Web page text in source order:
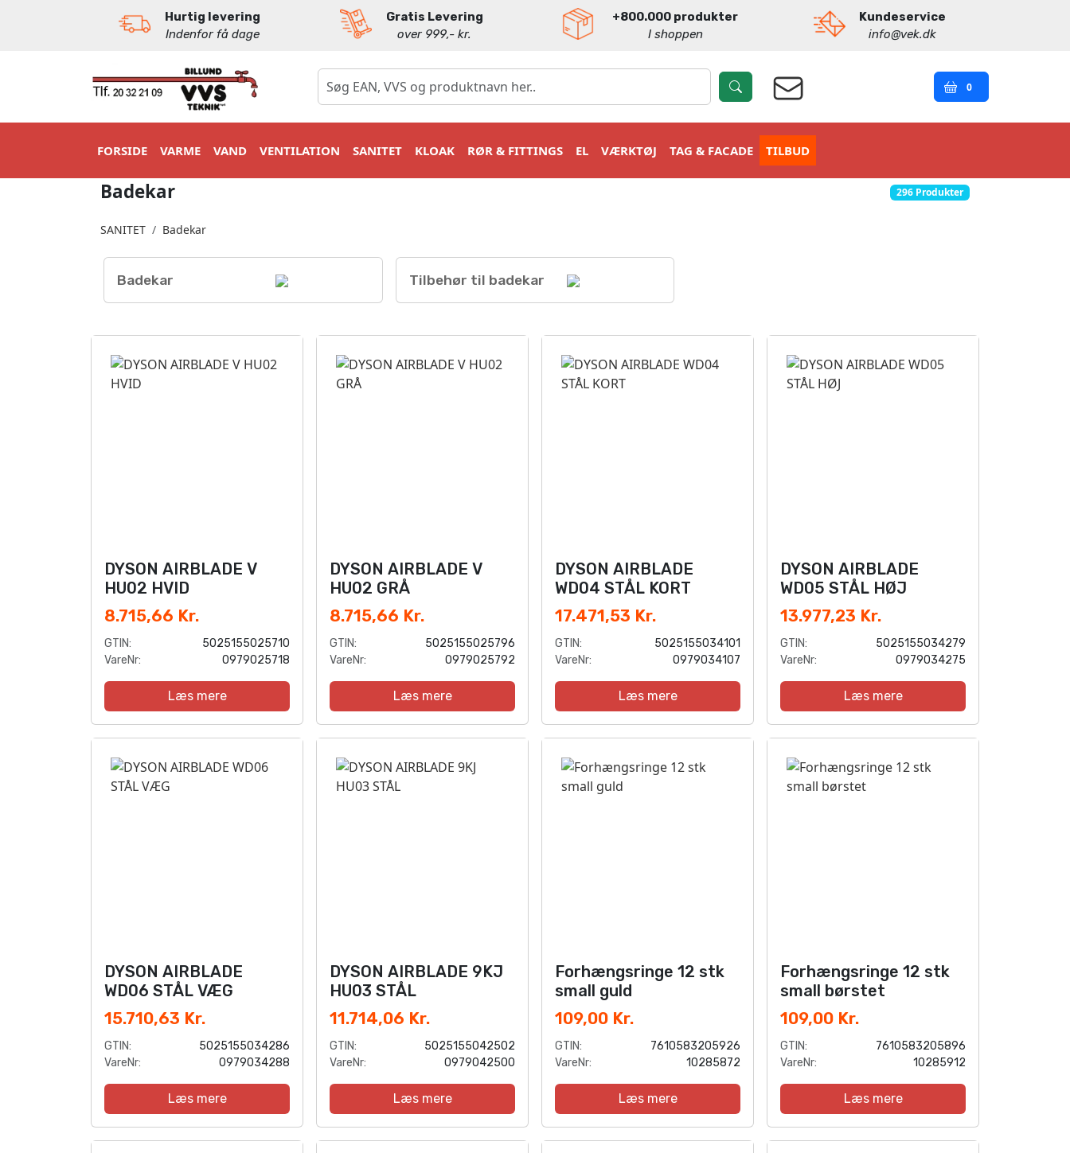
Hurtig levering
Indenfor få dage
Gratis Levering
over 999,- kr.
+800.000 produkter
I shoppen
Kundeservice
info@vek.dk
0
FORSIDE VARME VAND VENTILATION SANITET KLOAK RØR & FITTINGS EL VÆRKTØJ TAG & FACADE TILBUD
Badekar 296 Produkter
SANITET Badekar
Badekar Tilbehør til badekar
DYSON AIRBLADE V
HU02 HVID
8.715,66 Kr.
GTIN:
5025155025710
VareNr:
0979025718
Læs mere
DYSON AIRBLADE V
HU02 GRÅ
8.715,66 Kr.
GTIN:
5025155025796
VareNr:
0979025792
Læs mere
DYSON AIRBLADE
WD04 STÅL KORT
17.471,53 Kr.
GTIN:
5025155034101
VareNr:
0979034107
Læs mere
DYSON AIRBLADE
WD05 STÅL HØJ
13.977,23 Kr.
GTIN:
5025155034279
VareNr:
0979034275
Læs mere
DYSON AIRBLADE
WD06 STÅL VÆG
15.710,63 Kr.
GTIN:
5025155034286
VareNr:
0979034288
Læs mere
DYSON AIRBLADE 9KJ
HU03 STÅL
11.714,06 Kr.
GTIN:
5025155042502
VareNr:
0979042500
Læs mere
Forhængsringe 12 stk
small guld
109,00 Kr.
GTIN:
7610583205926
VareNr:
10285872
Læs mere
Forhængsringe 12 stk
small børstet
109,00 Kr.
GTIN:
7610583205896
VareNr:
10285912
Læs mere